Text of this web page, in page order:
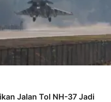
Jalan Tol NH-37 Jadi